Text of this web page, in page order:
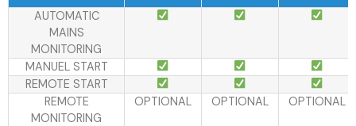
AUTOMATIC
MAINS
MONITORING
MANUEL START
REMOTE START
REMOTE
MONITORING
OPTIONAL OPTIONAL OPTIONAL